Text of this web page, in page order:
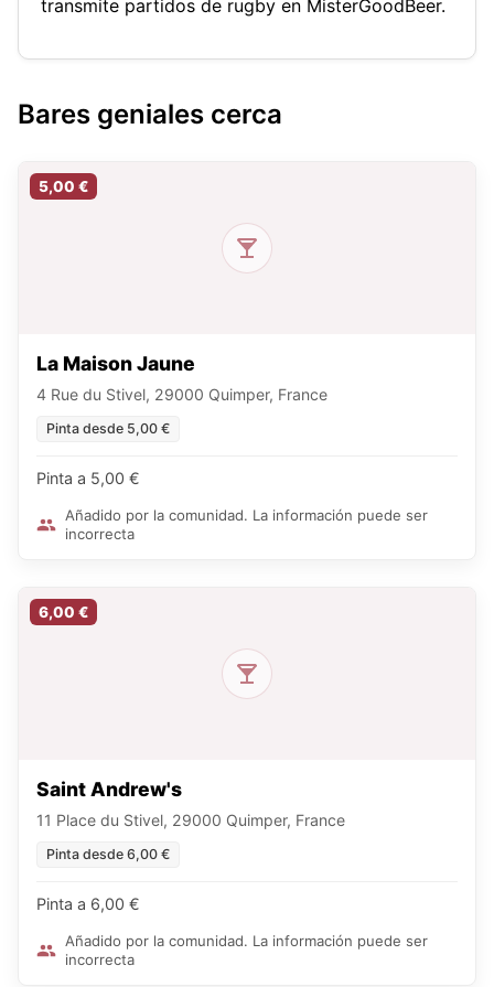
transmite partidos de rugby en MisterGoodBeer.
Bares geniales cerca
5,00 €
La Maison Jaune
4 Rue du Stivel, 29000 Quimper, France
Pinta desde 5,00 €
Pinta a 5,00 €
Añadido por la comunidad. La información puede ser
incorrecta
6,00 €
Saint Andrew's
11 Place du Stivel, 29000 Quimper, France
Pinta desde 6,00 €
Pinta a 6,00 €
Añadido por la comunidad. La información puede ser
incorrecta